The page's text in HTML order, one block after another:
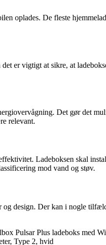
oplades. De fleste
er vigtigt at sikre, at
Det gør det
relevant.
Ladeboksen skal
mod vand og støv.
design. Der kan i nogle
Pulsar Plus ladeboks med
Type 2, hvid